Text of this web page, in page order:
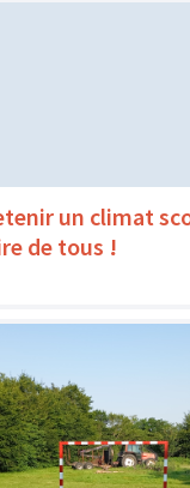
un climat
de tous !